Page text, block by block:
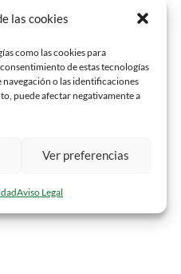
las cookies
como las cookies para
de estas tecnologías
o las identificaciones
puede afectar negativamente a
Ver preferencias
Aviso Legal
ideal para labios y